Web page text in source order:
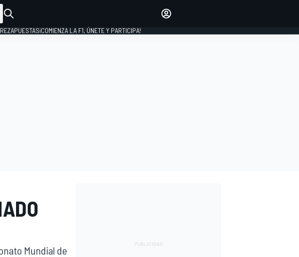
INICIAR SESIÓN
APUESTAS¡COMIENZA LA F1, ÚNETE Y PARTICIPA!
Mundial de